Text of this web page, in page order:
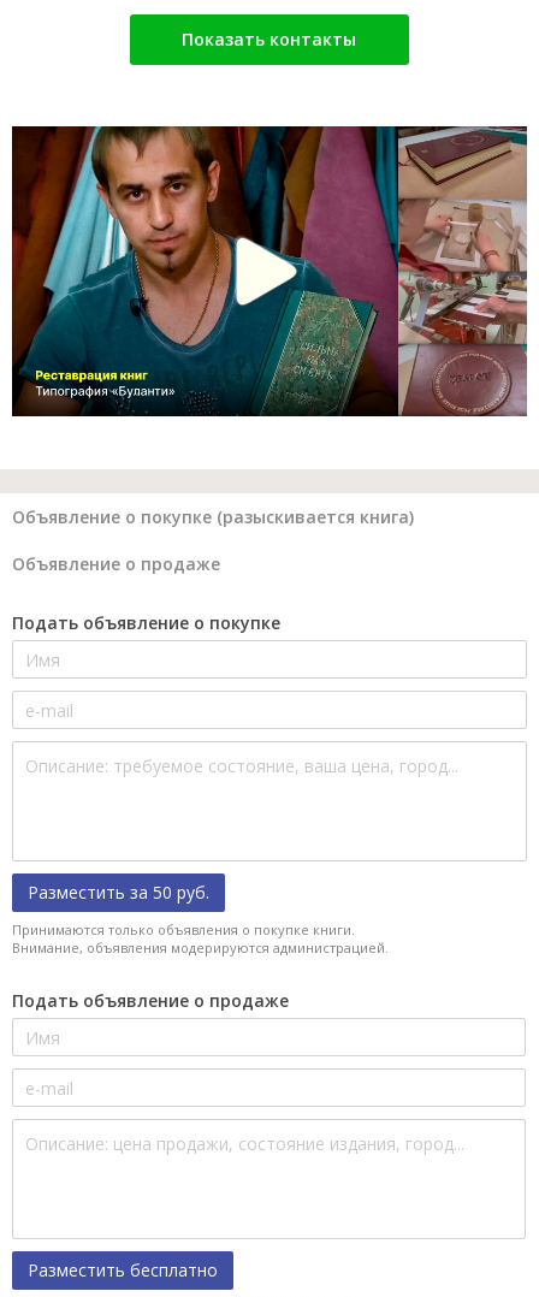
Показать контакты
Объявление о покупке (разыскивается книга)
Объявление о продаже
Подать объявление о покупке
Разместить за 50 руб.
Принимаются только объявления о покупке книги.
Внимание, объявления модерируются администрацией.
Подать объявление о продаже
Разместить бесплатно